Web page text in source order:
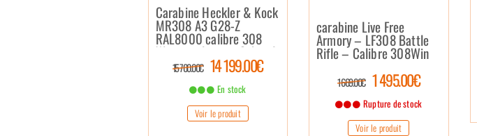
Carabine Heckler & Kock
MR308 A3 G28-Z
RAL8000 calibre 308
Win avec lunette Schmidt
& Bender et Aimpoint
15 700.00€ 14 199.00€
En stock
Voir le produit
carabine Live Free
Armory – LF308 Battle
Rifle – Calibre 308Win
1 669.00€ 1 495.00€
Rupture de stock
Voir le produit